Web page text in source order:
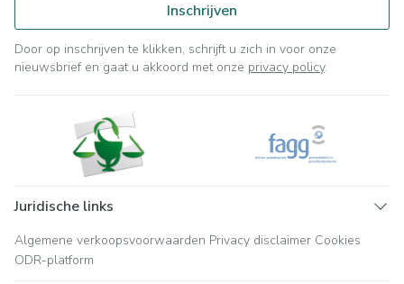
Inschrijven
Door op inschrijven te klikken, schrijft u zich in voor onze
nieuwsbrief en gaat u akkoord met onze privacy policy.
Juridische links
Algemene verkoopsvoorwaarden Privacy disclaimer Cookies
ODR-platform